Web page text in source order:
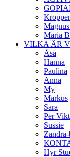
Maria
VILKA ÄR
Åsa
Hanna
Paulina
Anna
My
Markus
Sara
Per
Sussie
Zandra-
Hyr